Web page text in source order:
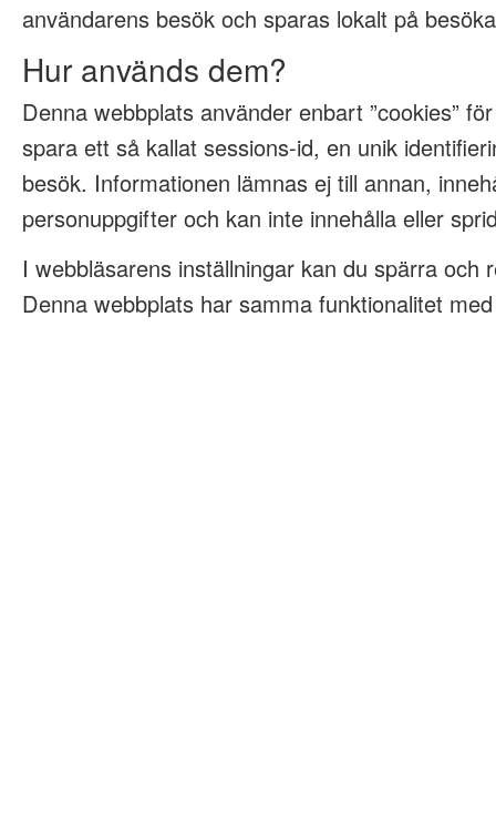
användarens besök och sparas lokalt på
Hur används dem?
Denna webbplats använder enbart ”cookies”
spara ett så kallat sessions-id, en unik
besök. Informationen lämnas ej till annan,
personuppgifter och kan inte innehålla eller
I webbläsarens inställningar kan du spärra och
Denna webbplats har samma funktionalitet